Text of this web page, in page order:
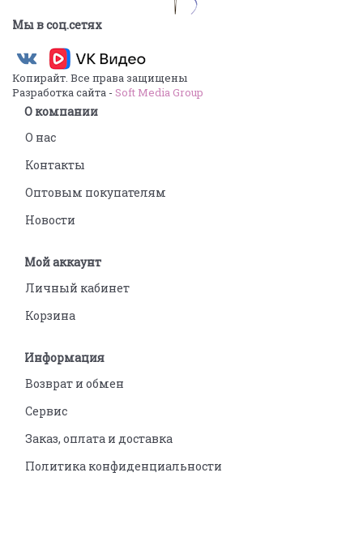
Мы в соц.сетях
Копирайт. Все права защищены
Разработка сайта - Soft Media Group
О компании
О нас
Контакты
Оптовым покупателям
Новости
Мой аккаунт
Личный кабинет
Корзина
Информация
Возврат и обмен
Сервис
Заказ, оплата и доставка
Политика конфиденциальности